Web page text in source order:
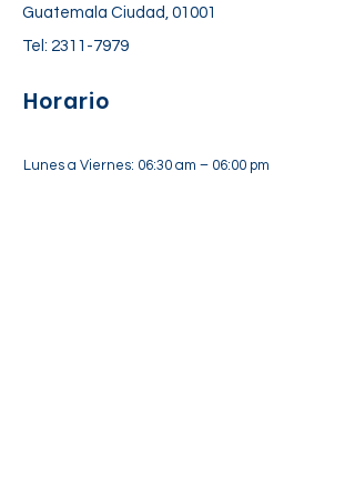
Guatemala Ciudad, 01001
Tel: 2311-7979
Horario
Lunes a Viernes: 06:30 am – 06:00 pm